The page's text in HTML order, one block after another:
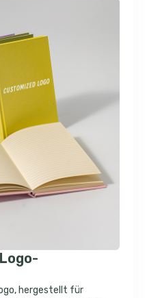
hergestellt für